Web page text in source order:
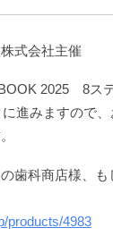
of Terms)
use this Site for
(hereinafter
Site operated by us.
in a superimposed
and the like
By using this
Service posted on
part of these
式会社主催
2025 8ス
進みますので
歯科商店様、も
products/4983